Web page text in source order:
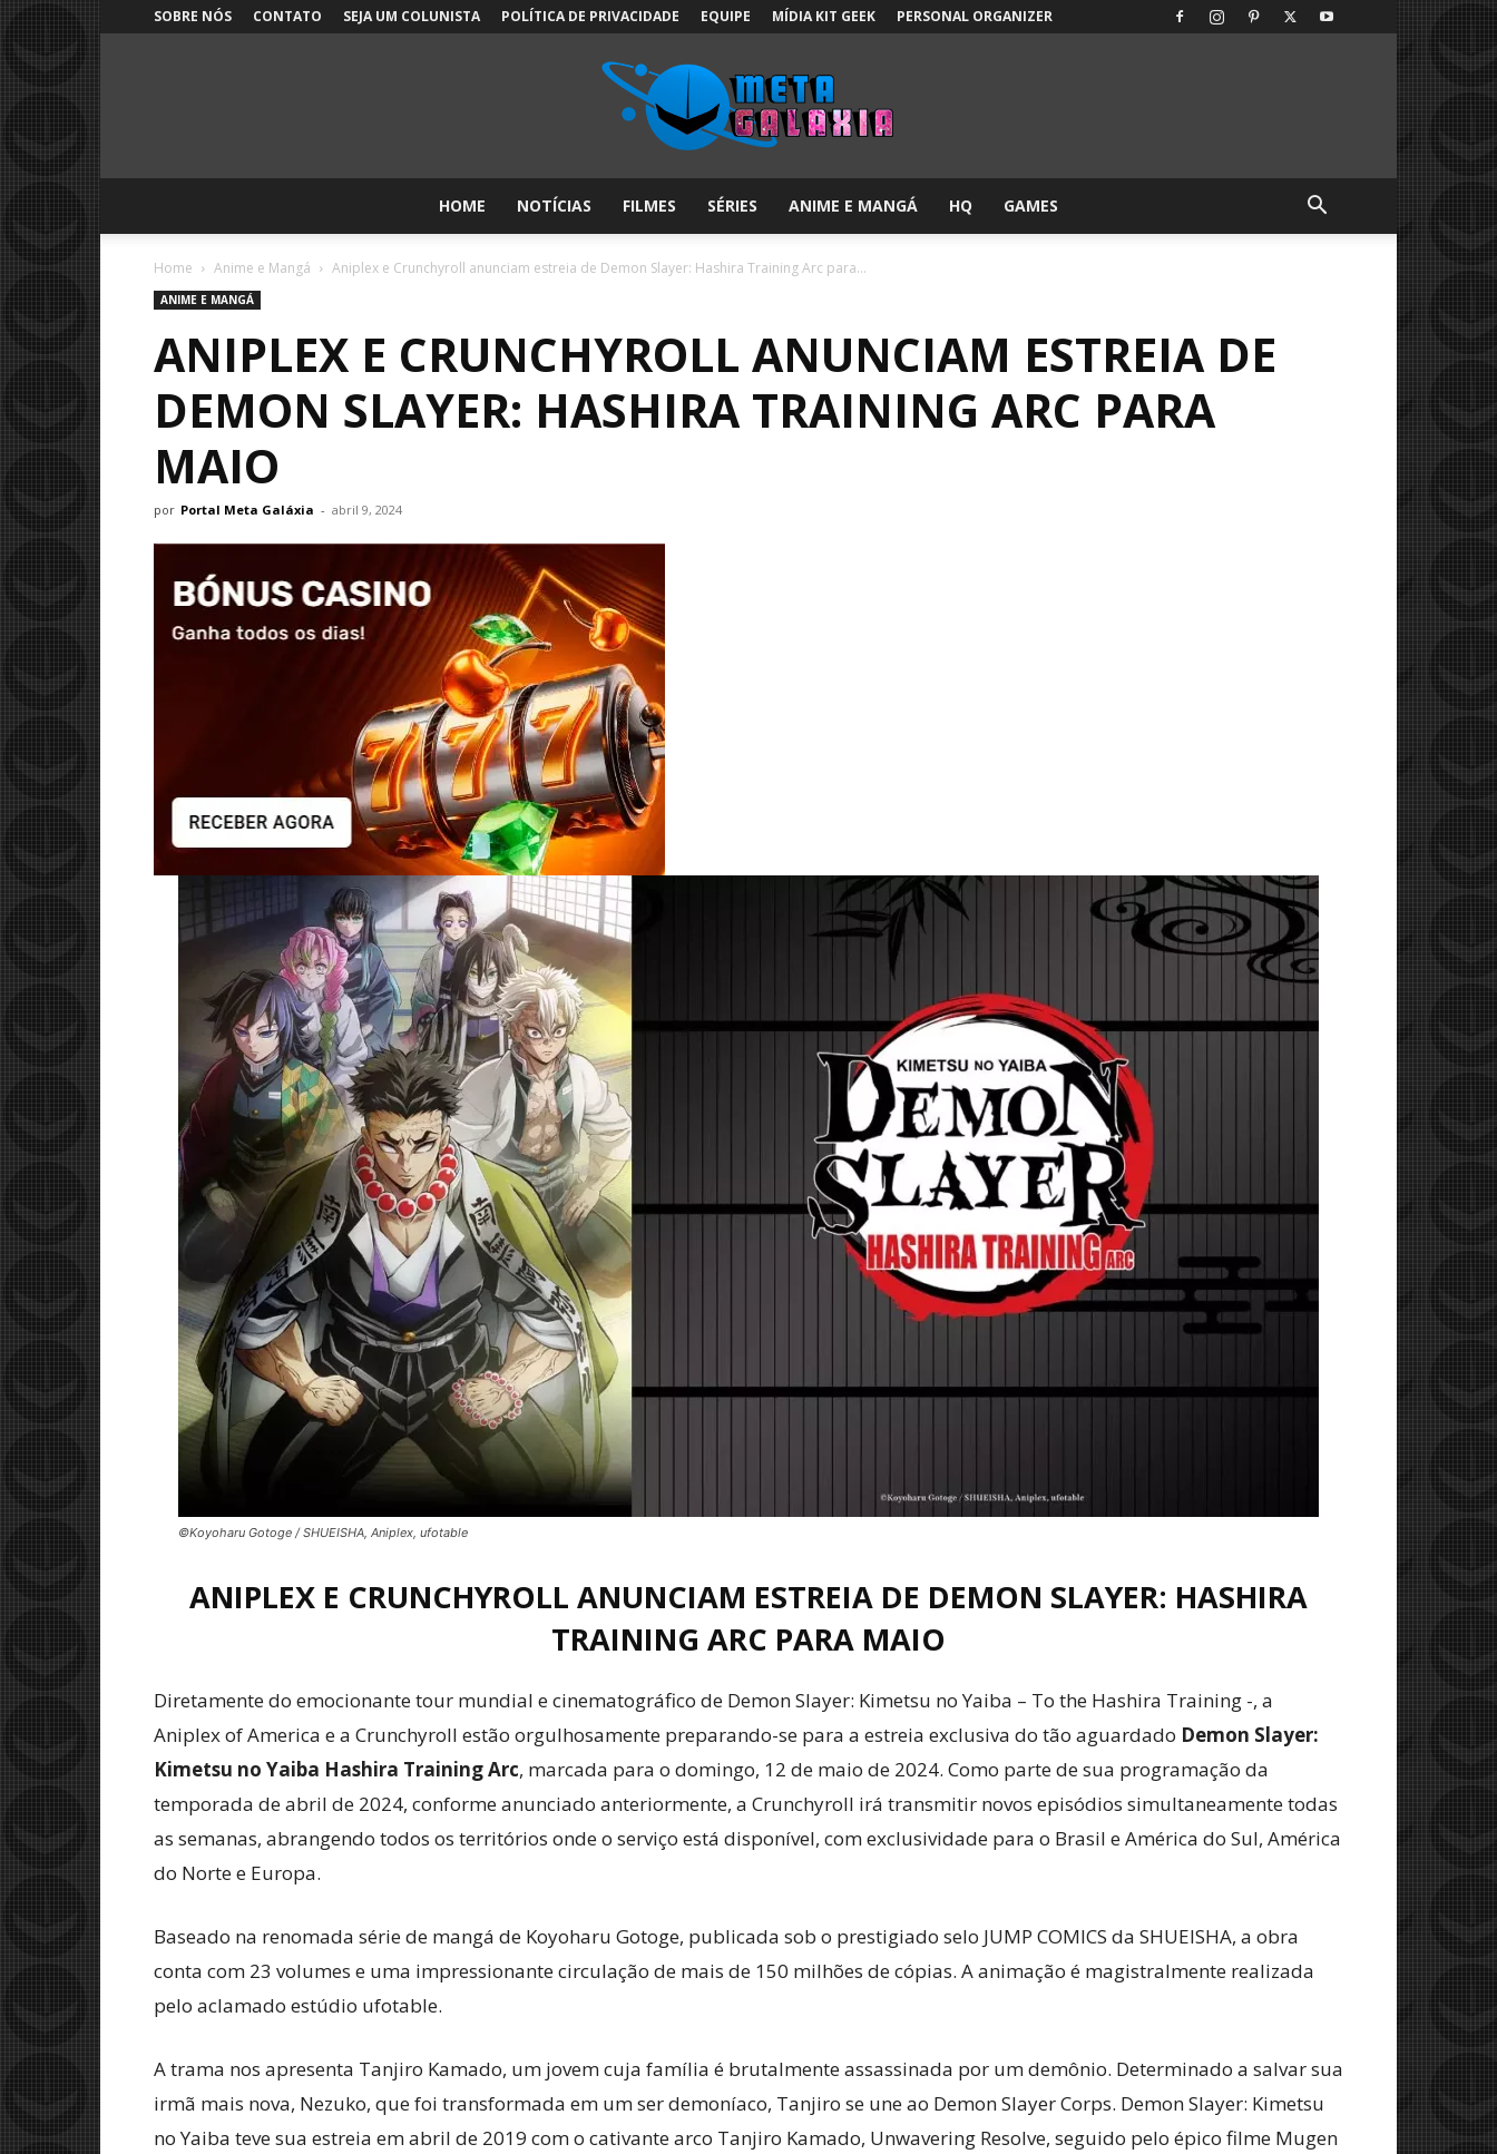
SOBRE NÓS CONTATO SEJA UM COLUNISTA POLÍTICA DE PRIVACIDADE EQUIPE MÍDIA KIT GEEK PERSONAL ORGANIZER
Galáxia:
HOME NOTÍCIAS FILMES SÉRIES ANIME E MANGÁ HQ GAMES
Home Anime e Mangá Aniplex e Crunchyroll anunciam estreia de Demon Slayer: Hashira Training Arc para...
ANIME E MANGÁ
ANIPLEX E CRUNCHYROLL ANUNCIAM ESTREIA DE
DEMON SLAYER: HASHIRA TRAINING ARC PARA
MAIO
por Portal Meta Galáxia - abril 9, 2024
©Koyoharu Gotoge / SHUEISHA, Aniplex, ufotable
ANIPLEX E CRUNCHYROLL ANUNCIAM ESTREIA DE DEMON SLAYER: HASHIRA
TRAINING ARC PARA MAIO
Diretamente do emocionante tour mundial e cinematográfico de Demon Slayer: Kimetsu no Yaiba – To the Hashira Training -, a
Aniplex of America e a Crunchyroll estão orgulhosamente preparando-se para a estreia exclusiva do tão aguardado Demon Slayer:
Kimetsu no Yaiba Hashira Training Arc, marcada para o domingo, 12 de maio de 2024. Como parte de sua programação da
temporada de abril de 2024, conforme anunciado anteriormente, a Crunchyroll irá transmitir novos episódios simultaneamente todas
as semanas, abrangendo todos os territórios onde o serviço está disponível, com exclusividade para o Brasil e América do Sul, América
do Norte e Europa.
Baseado na renomada série de mangá de Koyoharu Gotoge, publicada sob o prestigiado selo JUMP COMICS da SHUEISHA, a obra
conta com 23 volumes e uma impressionante circulação de mais de 150 milhões de cópias. A animação é magistralmente realizada
pelo aclamado estúdio ufotable.
A trama nos apresenta Tanjiro Kamado, um jovem cuja família é brutalmente assassinada por um demônio. Determinado a salvar sua
irmã mais nova, Nezuko, que foi transformada em um ser demoníaco, Tanjiro se une ao Demon Slayer Corps. Demon Slayer: Kimetsu
no Yaiba teve sua estreia em abril de 2019 com o cativante arco Tanjiro Kamado, Unwavering Resolve, seguido pelo épico filme Mugen